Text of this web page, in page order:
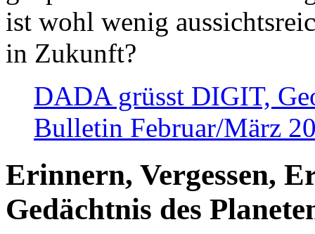
ist wohl wenig
in Zukunft?
DADA grüsst DIGIT,
Bulletin Februar/März
Erinnern, Vergessen,
Gedächtnis des